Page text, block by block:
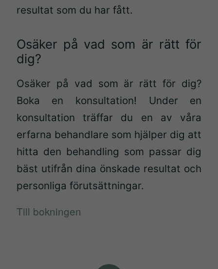
resultat som du har fått.
Osäker på vad som är rätt för
dig?
Osäker på vad som är rätt för dig?
Boka en konsultation! Under en
konsultation träffar du en av våra
erfarna behandlare som hjälper dig att
hitta den behandling som passar dig
bäst utifrån dina önskade resultat och
personliga förutsättningar.
Till bokningen
för att
taget ska
För att vi
ska kunna
förbättra
hemsidans
funktionalitet
och
uppbyggnad,
baserat på